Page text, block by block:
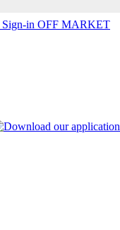
Sign-in OFF MARKET